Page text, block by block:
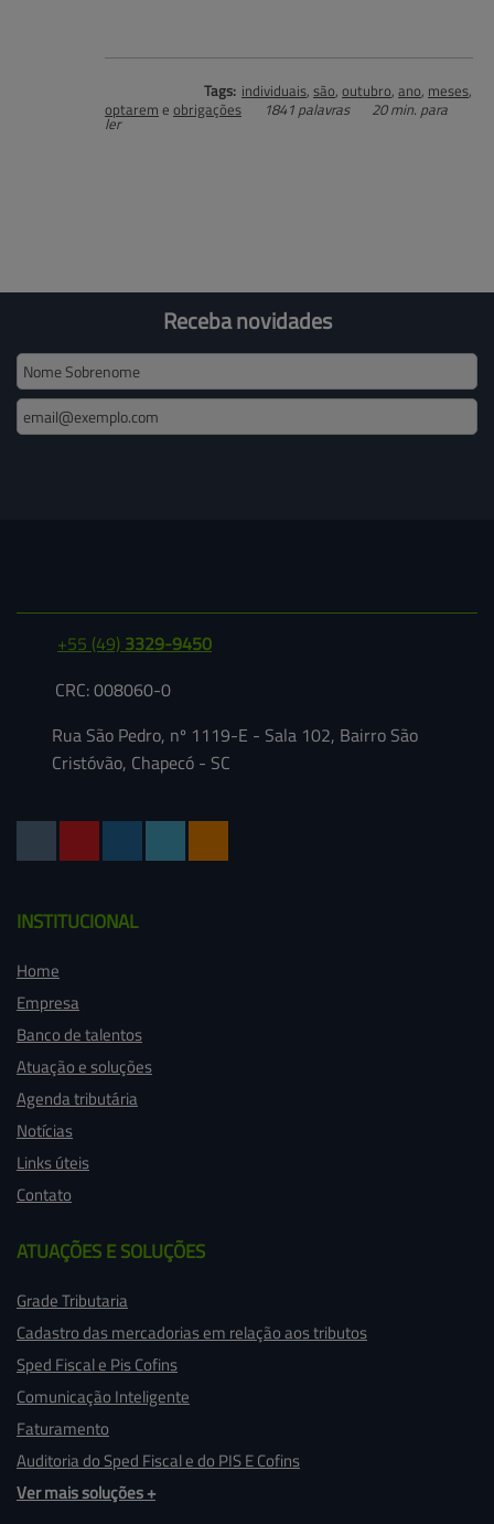
Tags: individuais, são, outubro, ano, meses,
optarem e obrigações 1841 palavras 20 min. para
ler
Receba novidades
+55 (49) 3329-9450
CRC: 008060-0
Rua São Pedro, nº 1119-E - Sala 102, Bairro São
Cristóvão, Chapecó - SC
INSTITUCIONAL
Home
Empresa
Banco de talentos
Atuação e soluções
Agenda tributária
Notícias
Links úteis
Contato
ATUAÇÕES E SOLUÇÕES
Grade Tributaria
Cadastro das mercadorias em relação aos tributos
Sped Fiscal e Pis Cofins
Comunicação Inteligente
Faturamento
Auditoria do Sped Fiscal e do PIS E Cofins
Ver mais soluções +